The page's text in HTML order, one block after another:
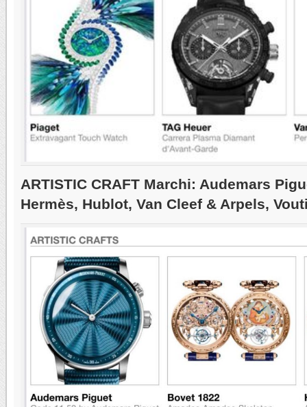
ARTISTIC CRAFT Marchi: Audemars
Hermès, Hublot, Van Cleef & Arpels,